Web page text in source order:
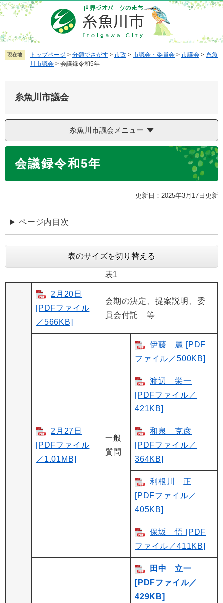
ペ
ー
ジ
の
先
メ
ニ
ュ
ー
を
へ
現在地 トップページ > 分類でさがす > 市政 > 市議会・委員会 > 市議会 > 糸魚
川市議会 > 会議録令和5年
糸魚川市議会
糸魚川市議会メニュー
会議録令和5年
更新日：2025年3月17日更新
ページ内目次
表のサイズを切り替える
表1
2月20日
[PDFファイル
／566KB]
会期の決定、提案説明、委
員会付託 等
2月27日
[PDFファイル
／1.01MB]
一般
質問
伊藤 麗 [PDF
ファイル／500KB]
渡辺 栄一
[PDFファイル／
421KB]
和泉 克彦
[PDFファイル／
364KB]
利根川 正
[PDFファイル／
405KB]
保坂 悟 [PDF
ファイル／411KB]
田中 立一
[PDFファイル／
429KB]